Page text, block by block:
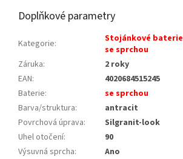
Doplňkové parametry
Kategorie: Stojánkové baterie
se sprchou
Záruka:
2 roky
EAN:
4020684515245
Baterie:
se sprchou
Barva/struktura:
antracit
Povrchová úprava:
Silgranit-look
Uhel otočení:
90
Výsuvná sprcha:
Ano